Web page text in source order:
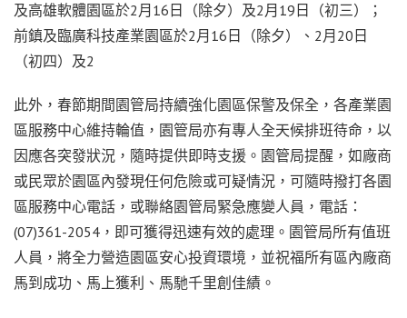
及高雄軟體園區於2月16日（除夕）及2月19日（初三）；
前鎮及臨廣科技產業園區於2月16日（除夕）、2月20日
（初四）及2
此外，春節期間園管局持續強化園區保警及保全，各產業園
區服務中心維持輪值，園管局亦有專人全天候排班待命，以
因應各突發狀況，隨時提供即時支援。園管局提醒，如廠商
或民眾於園區內發現任何危險或可疑情況，可隨時撥打各園
區服務中心電話，或聯絡園管局緊急應變人員，電話：
(07)361-2054，即可獲得迅速有效的處理。園管局所有值班
人員，將全力營造園區安心投資環境，並祝福所有區內廠商
馬到成功、馬上獲利、馬馳千里創佳績。